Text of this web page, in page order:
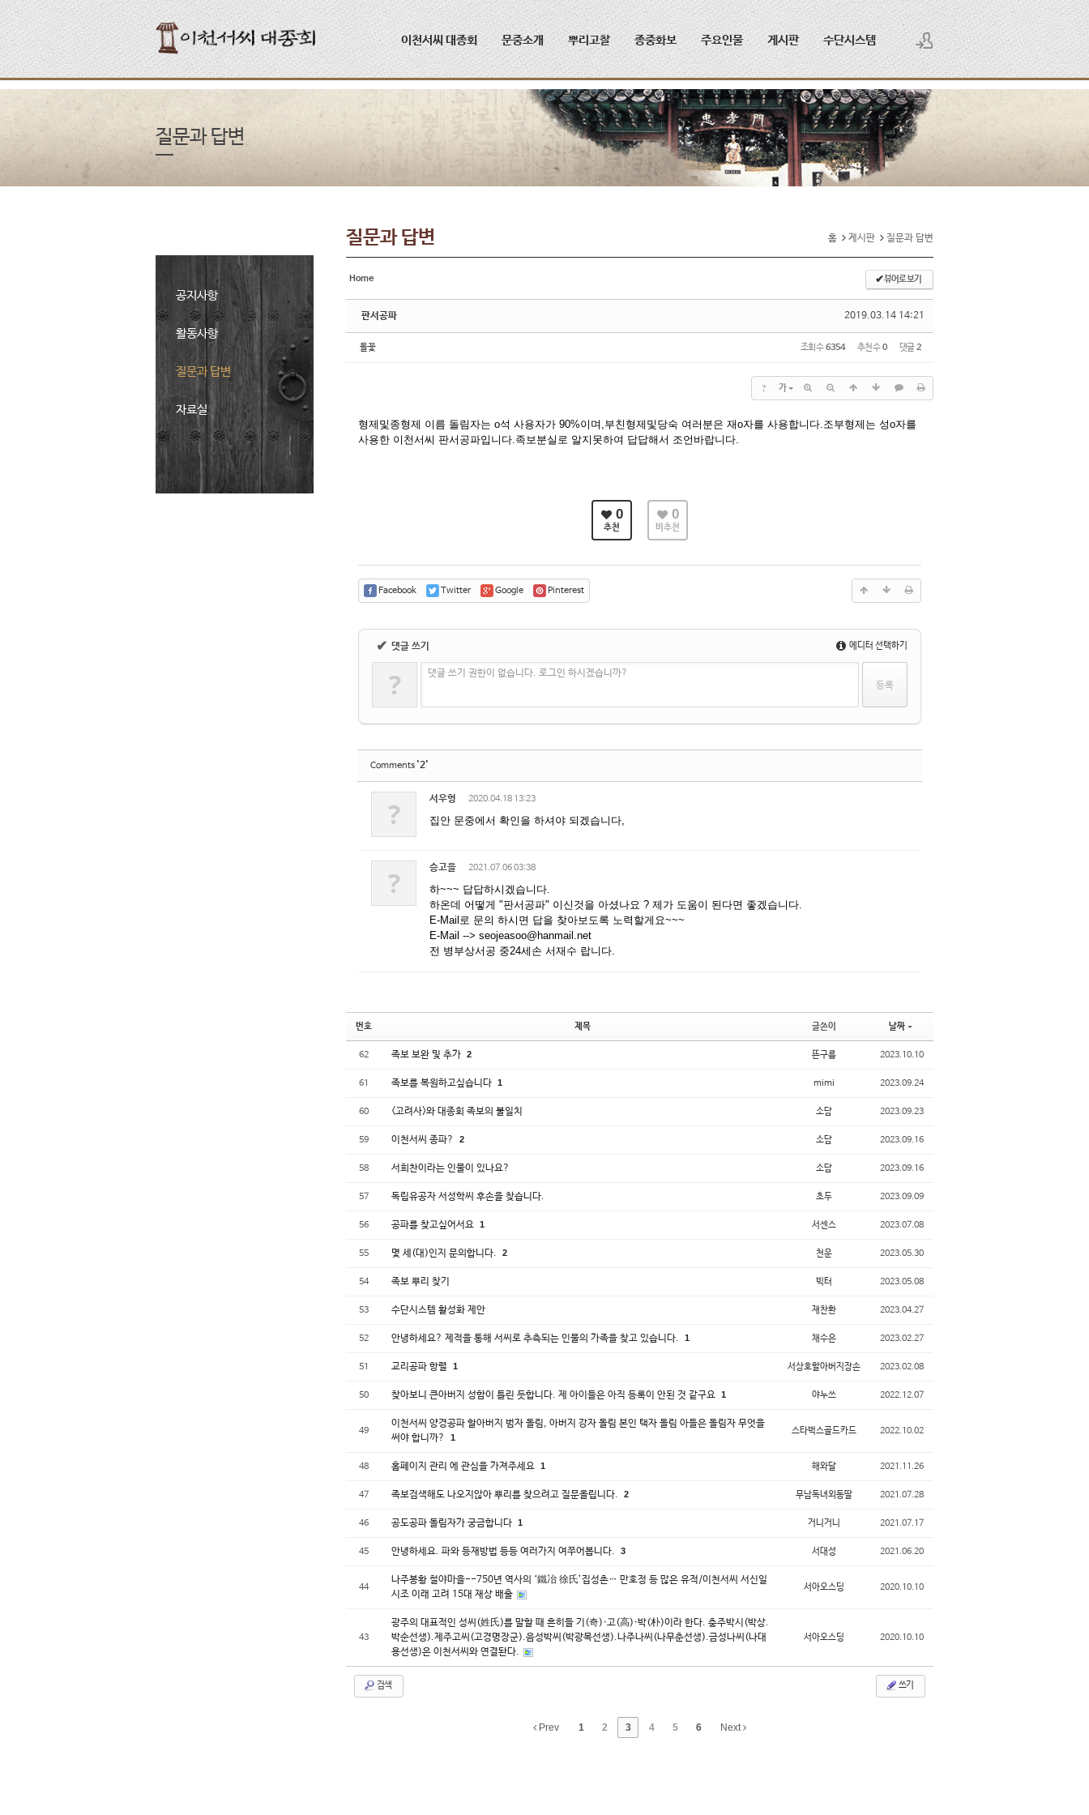
메뉴 건너뛰기
로그인
회원가입
이천서씨 대종회 문중소개 뿌리고찰 종중화보 주요인물 게시판 수단시스템
질문과 답변
공지사항
활동사항
질문과 답변
자료실
질문과 답변 홈 게시판 질문과 답변
Home ✔뷰어로 보기
2019.03.14 14:21
판서공파
돌꽃 조회 수6354 추천 수0 댓글2
? 가
형제및종형제 이름 돌림자는 o석 사용자가 90%이며,부친형제및당숙 여러분은 재o자를 사용합니다.조부형제는 성o자를
사용한 이천서씨 판서공파입니다.족보분실로 알지못하여 답답해서 조언바랍니다.
0
추천
0
비추천
Facebook Twitter Google Pinterest
✔ 댓글 쓰기 에디터 선택하기
? 댓글 쓰기 권한이 없습니다. 로그인 하시겠습니까?
Comments '2'
? 서우형 2020.04.18 13:23
집안 문중에서 확인을 하셔야 되겠습니다,
? 승고을 2021.07.06 03:38
하~~~ 답답하시겠습니다.
하온데 어떻게 "판서공파" 이신것을 아셨나요 ? 제가 도움이 된다면 좋겠습니다.
E-Mail로 문의 하시면 답을 찾아보도록 노력할게요~~~
E-Mail --> seojeasoo@hanmail.net
전 병부상서공 중24세손 서재수 랍니다.
번호 제목 글쓴이 날짜
62 족보 보완 및 추가 2 뜬구름 2023.10.10
61 족보를 복원하고싶습니다 1 mimi 2023.09.24
60 <고려사>와 대종회 족보의 불일치 소담 2023.09.23
59 이천서씨 종파? 2 소담 2023.09.16
58 서희찬이라는 인물이 있나요? 소담 2023.09.16
57 독립유공자 서성학씨 후손을 찾습니다. 초두 2023.09.09
56 공파를 찾고싶어서요 1 서센스 2023.07.08
55 몇 세(대)인지 문의합니다. 2 천운 2023.05.30
54 족보 뿌리 찾기 빅터 2023.05.08
53 수단시스템 활성화 제안 재찬환 2023.04.27
52 안녕하세요? 제적을 통해 서씨로 추측되는 인물의 가족을 찾고 있습니다. 1 채수은 2023.02.27
51 교리공파 항렬 1 서상호할아버지장손 2023.02.08
50 찾아보니 큰아버지 성함이 틀린 듯합니다. 제 아이들은 아직 등록이 안된 것 같구요 1 야누쓰 2022.12.07
49
이천서씨 양경공파 할아버지 범자 돌림, 아버지 강자 돌림 본인 택자 돌림 아들은 돌림자 무엇을
써야 합니까?
1
스타벅스골드카드 2022.10.02
48 홈페이지 관리 에 관심을 가져주세요 1 해와달 2021.11.26
47 족보검색해도 나오지않아 뿌리를 찾으려고 질문올립니다. 2 무남독녀외동딸 2021.07.28
46 공도공파 돌림자가 궁금합니다 1 거니거니 2021.07.17
45 안녕하세요. 파와 등재방법 등등 여러가지 여쭈어봅니다. 3 서대성 2021.06.20
44
나주봉황 철야마을--750년 역사의 ‘鐵冶 徐氏’집성촌… 만호정 등 많은 유적/이천서씨 서신일
시조 이래 고려 15대 재상 배출
서아오스딩 2020.10.10
43
광주의 대표적인 성씨(姓氏)를 말할 때 흔히들 기(奇)·고(高)·박(朴)이라 한다. 충주박시(박상.
박순선생).제주고씨(고경명장군).음성박씨(박광목선생).나주나씨(나무춘선생).금성나씨(나대
용선생)은 이천서씨와 연결돤다.
서아오스딩 2020.10.10
검색 쓰기
Prev 1 2 3 4 5 6 Next